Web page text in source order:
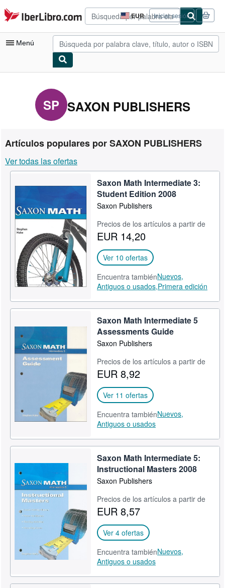
Pasar al contenido principal
IberLibro.com EUR
Preferencias
de
compra
del
Iniciar sesión
Menú
Consultar mis pedidos
Búsqueda avanzada
Libros antiguos
Arte y coleccionismo
Vendedores
Comenzar a vender
Ayuda
CERRAR
SP SAXON PUBLISHERS
Artículos populares por SAXON PUBLISHERS
Ver todas las ofertas
Saxon Math Intermediate 3:
Student Edition 2008
Saxon Publishers
Precios de los artículos a partir de
EUR 14,20
Ver 10 ofertas
Encuentra tambiénNuevos,
Antiguos o usados,Primera edición
Saxon Math Intermediate 5
Assessments Guide
Saxon Publishers
Precios de los artículos a partir de
EUR 8,92
Ver 11 ofertas
Encuentra tambiénNuevos,
Antiguos o usados
Saxon Math Intermediate 5:
Instructional Masters 2008
Saxon Publishers
Precios de los artículos a partir de
EUR 8,57
Ver 4 ofertas
Encuentra tambiénNuevos,
Antiguos o usados